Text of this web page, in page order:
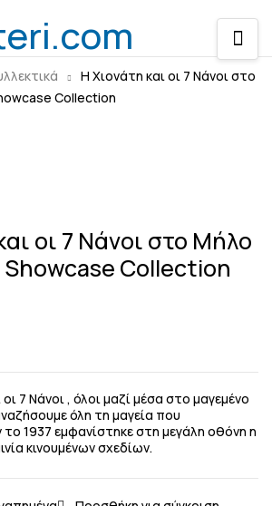
Η Χιονάτη και οι 7 Νάνοι στο
Collection
οι 7 Νάνοι στο Μήλο
Collection
οι 7 Νάνοι , όλοι μαζί μέσα στο μαγεμένο
όλη τη μαγεία που
1937 εμφανίστηκε στη μεγάλη οθόνη η
κινουμένων σχεδίων.